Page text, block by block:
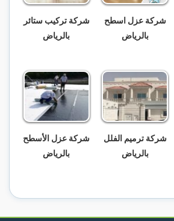
شركة عزل اسطح
بالرياض
شركة تركيب ستائر
بالرياض
شركة ترميم الفلل
بالرياض
شركة عزل الأسطح
بالرياض